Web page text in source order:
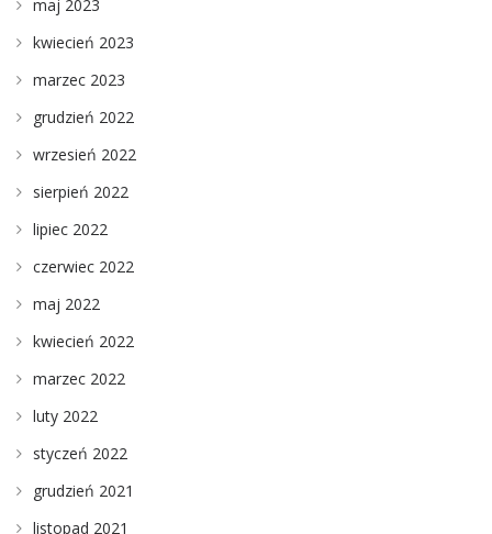
maj 2023
kwiecień 2023
marzec 2023
grudzień 2022
wrzesień 2022
sierpień 2022
lipiec 2022
czerwiec 2022
maj 2022
kwiecień 2022
marzec 2022
luty 2022
styczeń 2022
grudzień 2021
listopad 2021